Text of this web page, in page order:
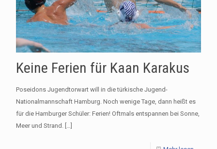
Keine Ferien für Kaan Karakus
Poseidons Jugendtorwart will in die türkische Jugend-
Nationalmannschaft Hamburg. Noch wenige Tage, dann heißt es
für die Hamburger Schüler: Ferien! Oftmals entspannen bei Sonne,
Meer und Strand.